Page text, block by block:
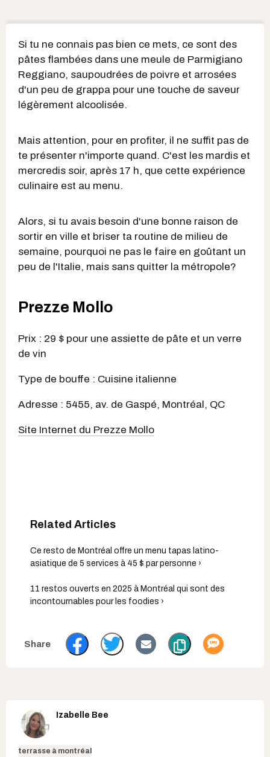
Si tu ne connais pas bien ce mets, ce sont des
pâtes flambées dans une meule de Parmigiano
Reggiano, saupoudrées de poivre et arrosées
d'un peu de grappa pour une touche de saveur
légèrement alcoolisée.
Mais attention, pour en profiter, il ne suffit pas de
te présenter n'importe quand. C'est les mardis et
mercredis soir, après 17 h, que cette expérience
culinaire est au menu.
Alors, si tu avais besoin d'une bonne raison de
sortir en ville et briser ta routine de milieu de
semaine, pourquoi ne pas le faire en goûtant un
peu de l'Italie, mais sans quitter la métropole?
Prezze Mollo
Prix : 29 $ pour une assiette de pâte et un verre
de vin
Type de bouffe : Cuisine italienne
Adresse : 5455, av. de Gaspé, Montréal, QC
Site Internet du Prezze Mollo
Ce resto de Montréal offre un menu tapas latino-
asiatique de 5 services à 45 $ par personne ›
11 restos ouverts en 2025 à Montréal qui sont des
incontournables pour les foodies ›
Izabelle Bee
terrasse à montréal